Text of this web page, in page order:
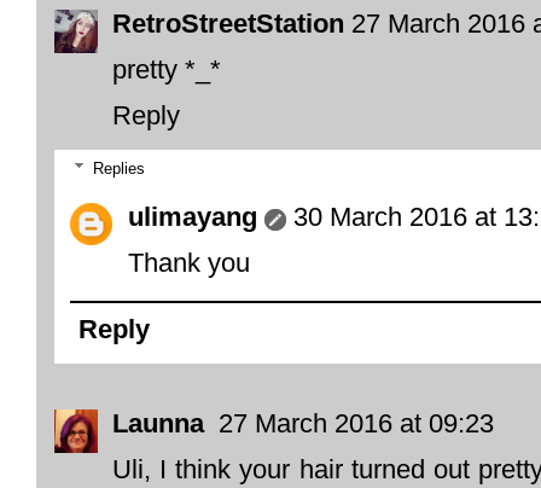
RetroStreetStation 27 March 2016
pretty *_*
Reply
Replies
ulimayang
30 March 2016 at
Thank you
Reply
Launna 27 March 2016 at 09:23
Uli, I think your hair turned out